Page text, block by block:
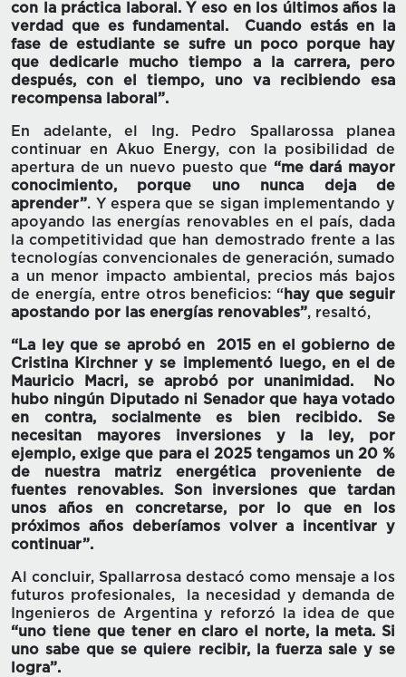
con la práctica laboral. Y eso en los últimos años la
verdad que es fundamental. Cuando estás en la
fase de estudiante se sufre un poco porque hay
que dedicarle mucho tiempo a la carrera, pero
después, con el tiempo, uno va recibiendo esa
recompensa laboral”.
En adelante, el Ing. Pedro Spallarossa planea
continuar en Akuo Energy, con la posibilidad de
apertura de un nuevo puesto que “me dará mayor
conocimiento, porque uno nunca deja de
aprender”. Y espera que se sigan implementando y
apoyando las energías renovables en el país, dada
la competitividad que han demostrado frente a las
tecnologías convencionales de generación, sumado
a un menor impacto ambiental, precios más bajos
de energía, entre otros beneficios: “ hay que seguir
apostando por las energías renovables”, resaltó,
“La ley que se aprobó en 2015 en el gobierno de
Cristina Kirchner y se implementó luego, en el de
Mauricio Macri, se aprobó por unanimidad. No
hubo ningún Diputado ni Senador que haya votado
en contra, socialmente es bien recibido. Se
necesitan mayores inversiones y la ley, por
ejemplo, exige que para el 2025 tengamos un 20 %
de nuestra matriz energética proveniente de
fuentes renovables. Son inversiones que tardan
unos años en concretarse, por lo que en los
próximos años deberíamos volver a incentivar y
continuar”.
Al concluir, Spallarrosa destacó como mensaje a los
futuros profesionales, la necesidad y demanda de
Ingenieros de Argentina y reforzó la idea de que
“uno tiene que tener en claro el norte, la meta. Si
uno sabe que se quiere recibir, la fuerza sale y se
logra”.